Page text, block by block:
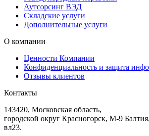
Аутсорсинг ВЭД
Складские услуги
Дополнительные услуги
О компании
Ценности Компании
Конфиденциальность и защита
Отзывы клиентов
Контакты
143420, Московская область,
городской округ Красногорск, М-9
вл23.